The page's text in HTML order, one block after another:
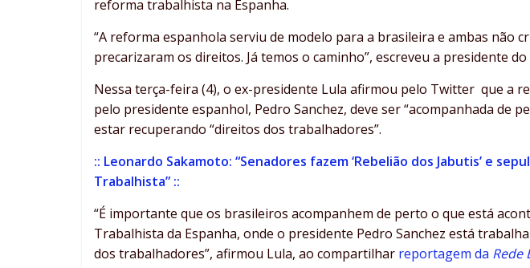
reforma trabalhista na Espanha.
“A reforma espanhola serviu de modelo para a brasileira e ambas não
precarizaram os direitos. Já temos o caminho”, escreveu a presidente
Nessa terça-feira (4), o ex-presidente Lula afirmou pelo Twitter que a
pelo presidente espanhol, Pedro Sanchez, deve ser “acompanhada de
estar recuperando “direitos dos trabalhadores”.
:: Leonardo Sakamoto: “Senadores fazem ‘Rebelião dos Jabutis’ e
Trabalhista” ::
“É importante que os brasileiros acompanhem de perto o que está
Trabalhista da Espanha, onde o presidente Pedro Sanchez está
dos trabalhadores”, afirmou Lula, ao compartilhar reportagem da Rede